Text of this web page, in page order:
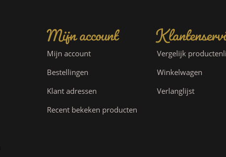
Mijn account
Mijn account
Bestellingen
Klant adressen
Recent bekeken producten
Vergelijk
Winkelwagen
Verlanglijst